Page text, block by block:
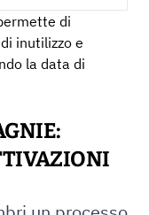
di
inutilizzo e
la data di